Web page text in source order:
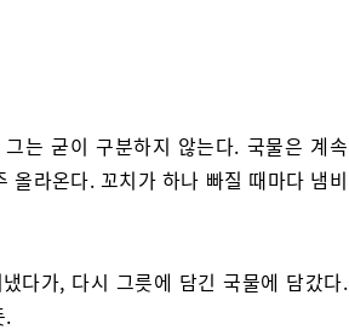
는 굳이 구분하지 않는다. 국물은 계속
올라온다. 꼬치가 하나 빠질 때마다 냄비
다가, 다시 그릇에 담긴 국물에 담갔다.
.